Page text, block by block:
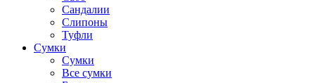
Сандалии
Слипоны
Туфли
Сумки
Сумки
Все сумки